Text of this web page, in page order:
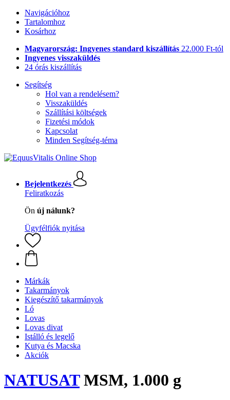
Navigációhoz
Tartalomhoz
Kosárhoz
Magyarország: Ingyenes standard kiszállítás 22.000 Ft-tól
Ingyenes visszaküldés
24 órás kiszállítás
Segítség
Hol van a rendelésem?
Visszaküldés
Szállítási költségek
Fizetési módok
Kapcsolat
Minden Segítség-téma
Bejelentkezés
Feliratkozás
Ön új nálunk?
Ügyfélfiók nyitása
Márkák
Takarmányok
Kiegészítő takarmányok
Ló
Lovas
Lovas divat
Istálló és legelő
Kutya és Macska
Akciók
NATUSATMSM, 1.000 g